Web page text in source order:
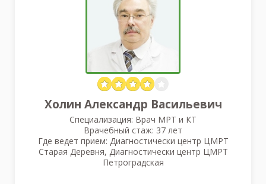
Холин Александр Васильевич
Специализация: Врач МРТ и КТ
Врачебный стаж: 37 лет
Где ведет прием: Диагностически центр ЦМРТ
Старая Деревня, Диагностически центр ЦМРТ
Петроградская